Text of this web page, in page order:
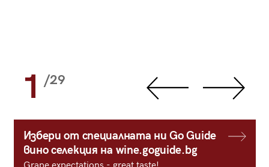
1 /29
Избери от специалната ни Go Guide
вино селекция на wine.goguide.bg